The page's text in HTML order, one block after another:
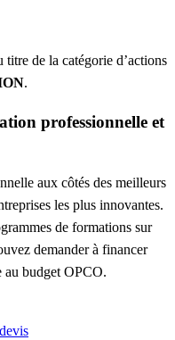
titre de la catégorie d’actions
.
professionnelle et
aux côtés des meilleurs
les plus innovantes.
de formations sur
demander à financer
au budget OPCO.